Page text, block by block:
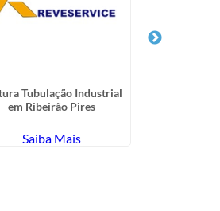
Tubulação Industrial
em Ribeirão Pires
Saiba Mais